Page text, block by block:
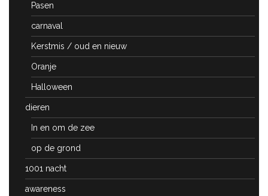
Pasen
carnaval
Kerstmis / oud en nieuw
Oranje
Halloween
dieren
In en om de zee
op de grond
1001 nacht
awareness